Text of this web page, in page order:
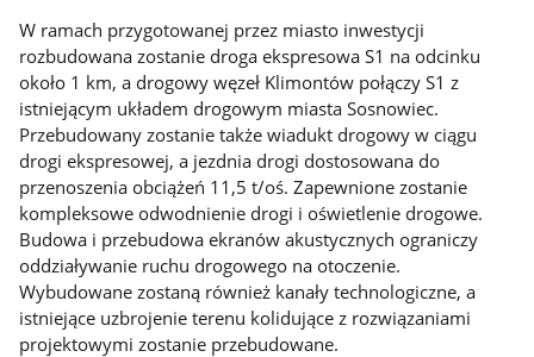
W ramach przygotowanej przez miasto inwestycji
rozbudowana zostanie droga ekspresowa S1 na odcinku
około 1 km, a drogowy węzeł Klimontów połączy S1 z
istniejącym układem drogowym miasta Sosnowiec.
Przebudowany zostanie także wiadukt drogowy w ciągu
drogi ekspresowej, a jezdnia drogi dostosowana do
przenoszenia obciążeń 11,5 t/oś. Zapewnione zostanie
kompleksowe odwodnienie drogi i oświetlenie drogowe.
Budowa i przebudowa ekranów akustycznych ograniczy
oddziaływanie ruchu drogowego na otoczenie.
Wybudowane zostaną również kanały technologiczne, a
istniejące uzbrojenie terenu kolidujące z rozwiązaniami
projektowymi zostanie przebudowane.